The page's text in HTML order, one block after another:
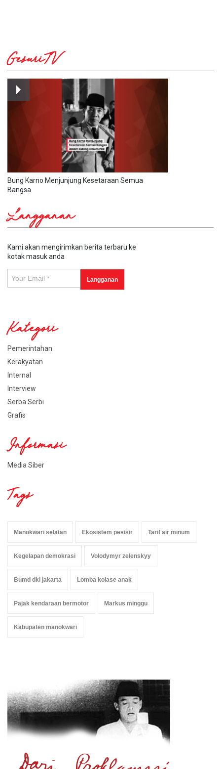
GesuriTV
Bung Karno Menjunjung Kesetaraan Semua
Bangsa
Langganan
Kami akan mengirimkan berita terbaru ke
kotak masuk anda
Kategori
Pemerintahan
Kerakyatan
Internal
Interview
Serba Serbi
Grafis
Informasi
Media Siber
Tags
Manokwari selatan Ekosistem pesisir Tarif air minum
Kegelapan demokrasi Volodymyr zelenskyy
Bumd dki jakarta Lomba kolase anak
Pajak kendaraan bermotor Markus minggu
Kabupaten manokwari